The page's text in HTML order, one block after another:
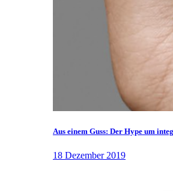
Aus einem Guss: Der Hype um
18 Dezember 2019